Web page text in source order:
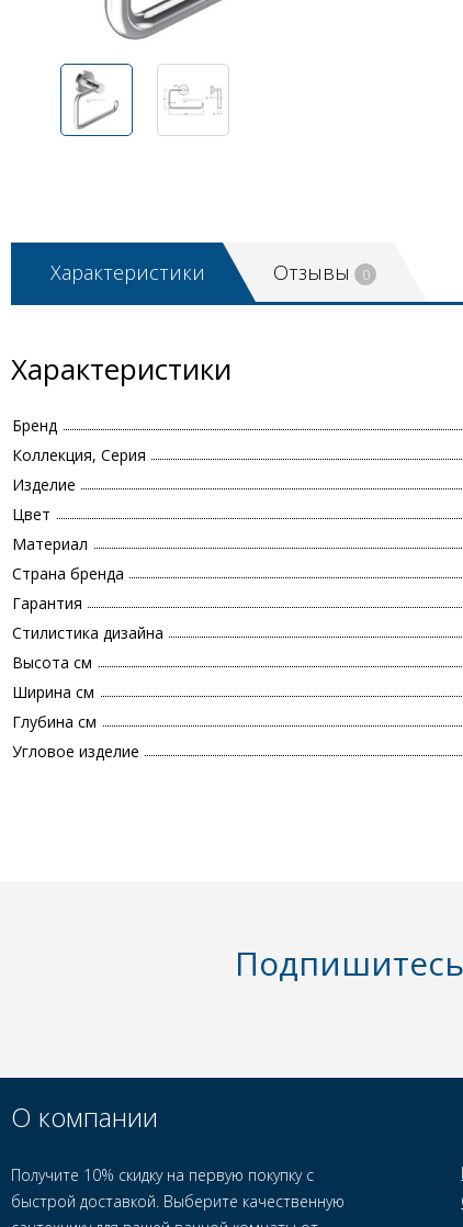
Характеристики Отзывы 0
Характеристики
Бренд
Коллекция, Серия
Изделие
Цвет
Материал
Страна бренда
Гарантия
Стилистика дизайна
Высота см
Ширина см
Глубина см
Угловое изделие
О компании
Получите 10% скидку на первую покупку с
быстрой доставкой. Выберите качественную